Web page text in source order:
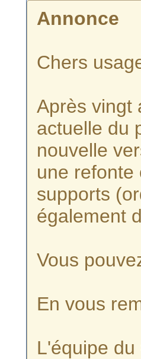
Annonce
Chers
Après vingt
actuelle du
nouvelle
une refonte
supports
également
Vous
En vous
L'équipe du